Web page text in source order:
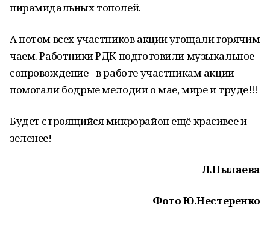
пирамидальных тополей.
А потом всех участников акции угощали горячим
чаем. Работники РДК подготовили музыкальное
сопровождение - в работе участникам акции
помогали бодрые мелодии о мае, мире и труде!!!
Будет строящийся микрорайон ещё красивее и
зеленее!
Л.Пылаева
Фото Ю.Нестеренко